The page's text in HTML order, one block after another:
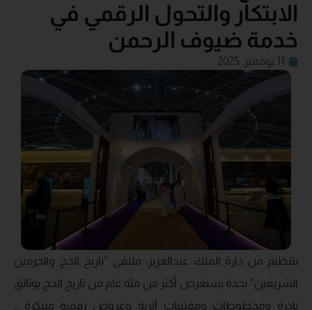
الابتكار والتحول الرقمي في
خدمة ضيوف الرحمن
11 نوفمبر, 2025
بتنظيم من دارة الملك عبدالعزيز، ملتقى “تاريخ الحج والحرمين
الشريفين” بجدة يستعرض أكثر من مئة عام من تاريخ الحج بوثائق
نادرة ومخطوطات ومقتنيات أثرية وعروض رقمية مبتكرة ..